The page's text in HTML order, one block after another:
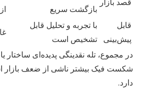
بازگشت سریع
قابل
پیش‌بینی
با تجربه و تحلیل قابل
تشخیص است
در مجموع، تله نقدینگی پدیده‌ای ساختار
شکست فیک بیشتر ناشی از ضعف بازار
دارد.